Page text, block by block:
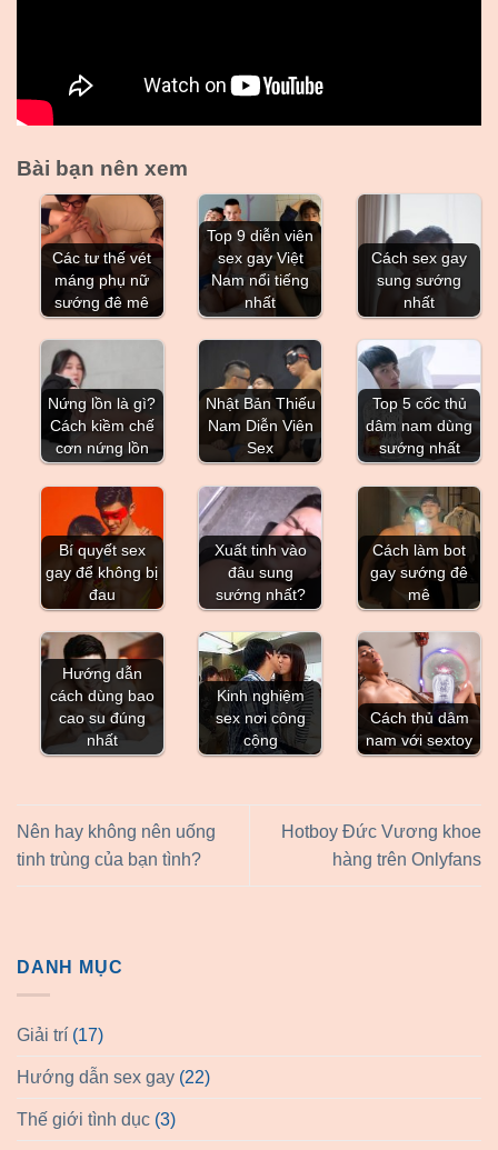
DANH MỤC
Giải trí (17)
Hướng dẫn sex gay (22)
Thế giới tình dục (3)
Bài bạn nên xem
Các tư thế vét
máng phụ nữ
sướng đê mê
Top 9 diễn viên
sex gay Việt
Nam nổi tiếng
nhất
Cách sex gay
sung sướng
nhất
Nứng lồn là gì?
Cách kiềm chế
cơn nứng lồn
Nhật Bản Thiếu
Nam Diễn Viên
Sex
Top 5 cốc thủ
dâm nam dùng
sướng nhất
Bí quyết sex
gay để không bị
đau
Xuất tinh vào
đâu sung
sướng nhất?
Cách làm bot
gay sướng đê
mê
Hướng dẫn
cách dùng bao
cao su đúng
nhất
Kinh nghiệm
sex nơi công
cộng
Cách thủ dâm
nam với sextoy
Nên hay không nên uống
tinh trùng của bạn tình?
Hotboy Đức Vương khoe
hàng trên Onlyfans